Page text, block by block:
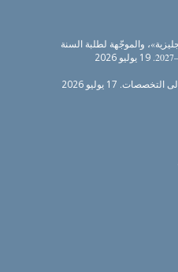
والموجّهة لطلبة السنة
19 يوليو 2026
التخصصات. 17 يوليو 2026